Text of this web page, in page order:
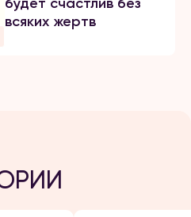
всяких жертв